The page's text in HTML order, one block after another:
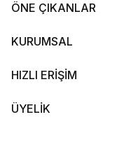
ÖNE ÇIKANLAR
KURUMSAL
HIZLI ERİŞİM
ÜYELİK